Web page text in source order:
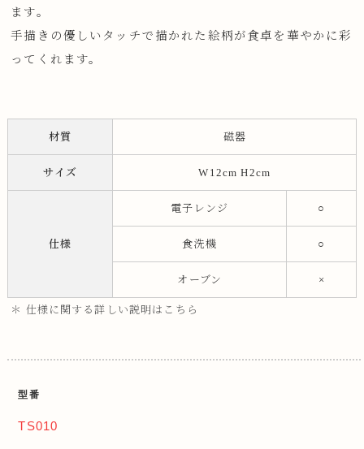
ます。
手描きの優しいタッチで描かれた絵柄が食卓を華やかに彩
ってくれます。
材質 磁器
サイズ W12cm H2cm
仕様
電子レンジ ○
食洗機 ○
オーブン ×
＊ 仕様に関する詳しい説明はこちら
型番
TS010